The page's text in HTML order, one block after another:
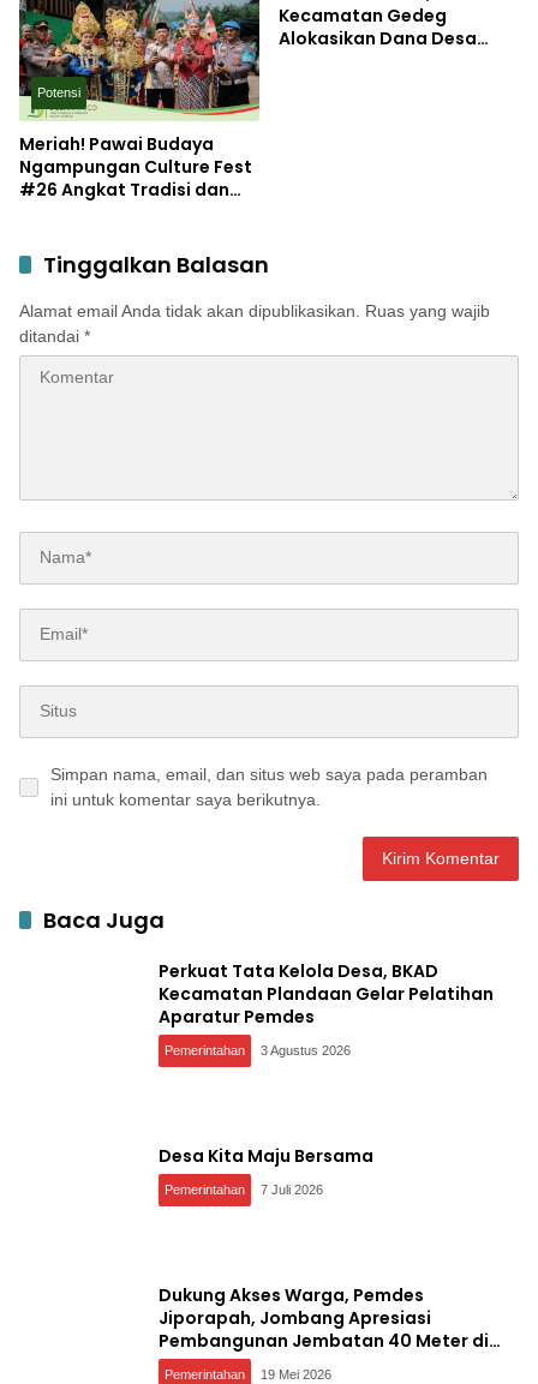
Potensi
Meriah! Pawai Budaya
Ngampungan Culture Fest
#26 Angkat Tradisi dan
Kecamatan Gedeg
Alokasikan Dana Desa
Tinggalkan Balasan
Alamat email Anda tidak akan dipublikasikan.
Ruas yang wajib
ditandai *
Simpan nama, email, dan situs web saya pada peramban
ini untuk komentar saya berikutnya.
Baca Juga
Perkuat Tata Kelola Desa, BKAD
Kecamatan Plandaan Gelar Pelatihan
Aparatur Pemdes
Pemerintahan 3 Agustus 2026
Desa Kita Maju Bersama
Pemerintahan 7 Juli 2026
Dukung Akses Warga, Pemdes
Jiporapah, Jombang Apresiasi
Pembangunan Jembatan 40 Meter di
Kedungdendeng
Pemerintahan 19 Mei 2026